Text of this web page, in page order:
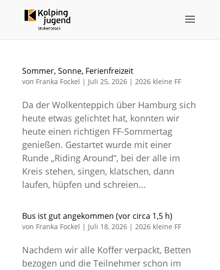
Sommer, Sonne, Ferienfreizeit
von Franka Fockel | Juli 25, 2026| 2026 kleine FF
Da der Wolkenteppich über Hamburg sich
heute etwas gelichtet hat, konnten wir
heute einen richtigen FF-Sommertag
genießen. Gestartet wurde mit einer
Runde „Riding Around“, bei der alle im
Kreis stehen, singen, klatschen, dann
laufen, hüpfen und schreien...
Bus ist gut angekommen (vor circa 1,5 h)
von Franka Fockel | Juli 18, 2026| 2026 kleine FF
Nachdem wir alle Koffer verpackt, Betten
bezogen und die Teilnehmer schon im